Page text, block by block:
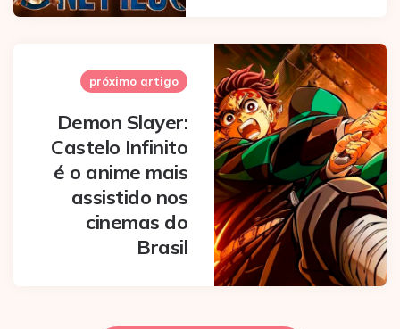
próximo artigo
Demon Slayer:
Castelo Infinito
é o anime mais
assistido nos
cinemas do
Brasil